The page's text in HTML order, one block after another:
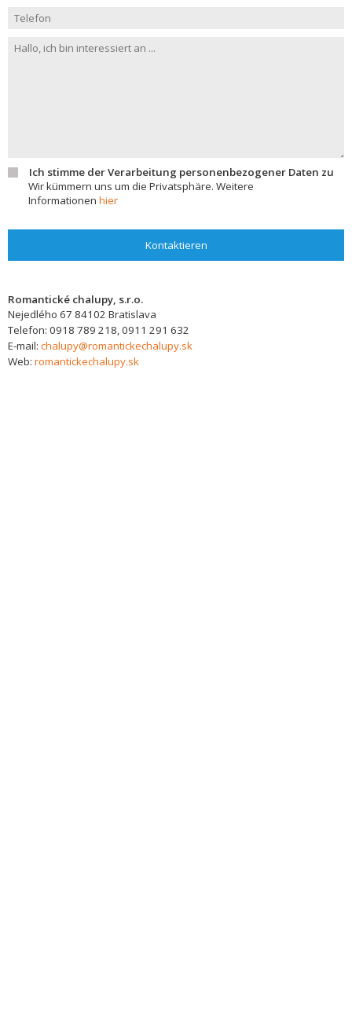
Ich stimme der Verarbeitung personenbezogener Daten zu
Wir kümmern uns um die Privatsphäre. Weitere
Informationen hier
Kontaktieren
Romantické chalupy, s.r.o.
Nejedlého 67 84102 Bratislava
Telefon: 0918 789 218, 0911 291 632
E-mail: chalupy@romantickechalupy.sk
Web: romantickechalupy.sk